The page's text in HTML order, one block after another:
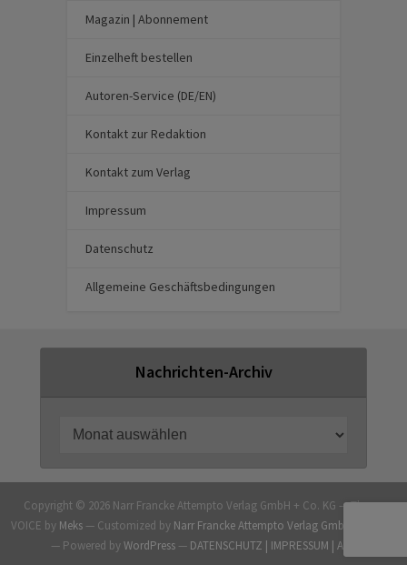
Magazin | Abonnement
Einzelheft bestellen
Autoren-Service (DE/EN)
Kontakt zur Redaktion
Kontakt zum Verlag
Impressum
Datenschutz
Allgemeine Geschäftsbedingungen
Nachrichten-Archiv
Copyright © 2026 Narr Francke Attempto Verlag GmbH + Co. KG — Theme
VOICE by Meks— Customized by Narr Francke Attempto Verlag GmbH + Co. KG
— Powered byWordPress— DATENSCHUTZ | IMPRESSUM | AGB